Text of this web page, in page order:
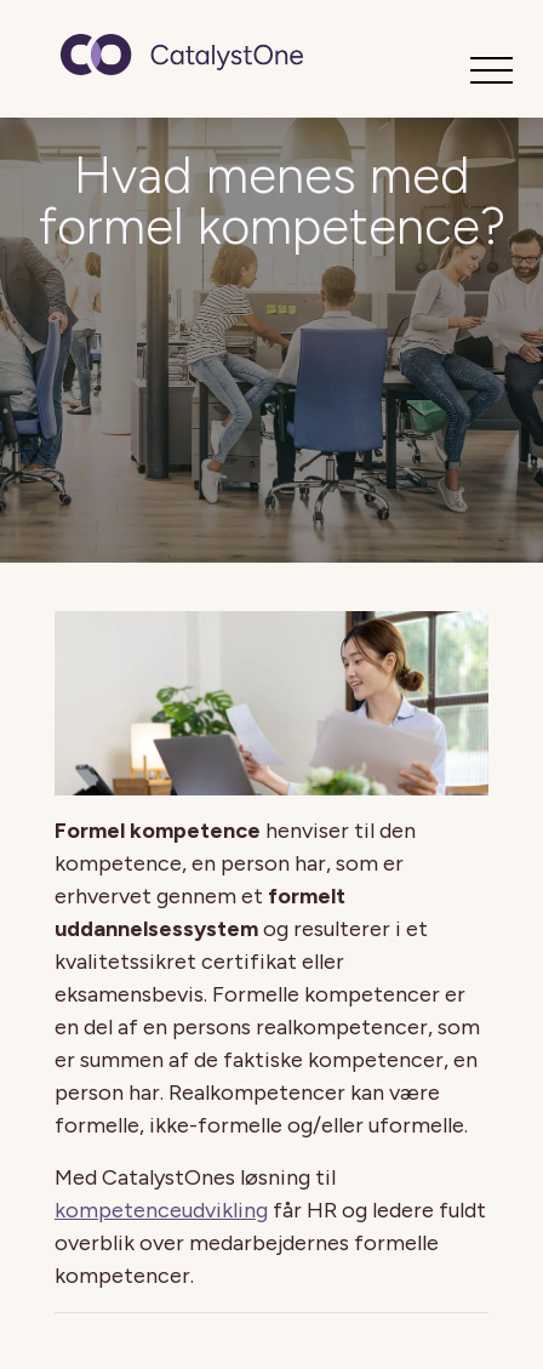
Hvad menes med
formel kompetence?
Formel kompetence henviser til den
kompetence, en person har, som er
erhvervet gennem et formelt
uddannelsessystemog resulterer i et
kvalitetssikret certifikat eller
eksamensbevis. Formelle kompetencer er
en del af en persons realkompetencer, som
er summen af de faktiske kompetencer, en
person har. Realkompetencer kan være
formelle, ikke-formelle og/eller uformelle.
Med CatalystOnes løsning til
kompetenceudvikling får HR og ledere fuldt
overblik over medarbejdernes formelle
kompetencer.